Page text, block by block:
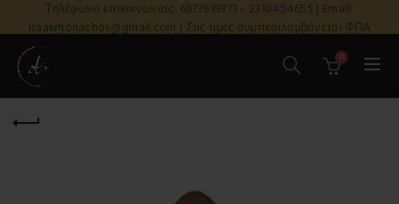
Τηλέφωνο επικοινωνίας: 6973899373 - 2310454655 | Email:
isaakmonachos@gmail.com | Στις τιμές συμπεριλαμβάνεται ΦΠΑ
0